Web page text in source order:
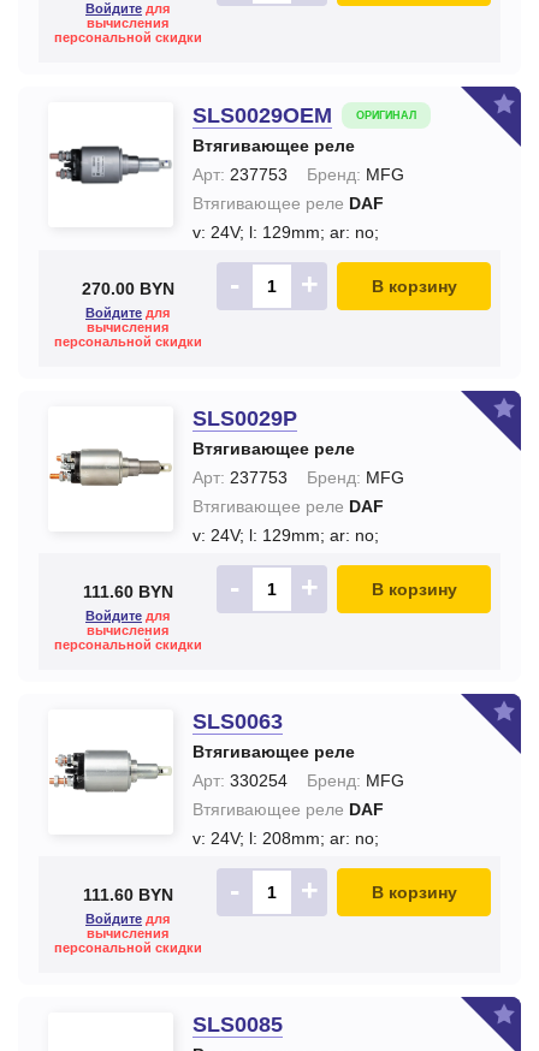
Войдите для
вычисления
персональной скидки
SLS0029OEM ОРИГИНАЛ
Втягивающее реле
Арт: 237753 Бренд: MFG
Втягивающее реле DAF
v: 24V; l: 129mm; ar: no;
270.00 BYN
Войдите для
вычисления
персональной скидки
- + В корзину
SLS0029P
Втягивающее реле
Арт: 237753 Бренд: MFG
Втягивающее реле DAF
v: 24V; l: 129mm; ar: no;
111.60 BYN
Войдите для
вычисления
персональной скидки
- + В корзину
SLS0063
Втягивающее реле
Арт: 330254 Бренд: MFG
Втягивающее реле DAF
v: 24V; l: 208mm; ar: no;
111.60 BYN
Войдите для
вычисления
персональной скидки
- + В корзину
SLS0085